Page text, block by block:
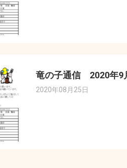
竜の子通信 2020年9
2020年08月25日